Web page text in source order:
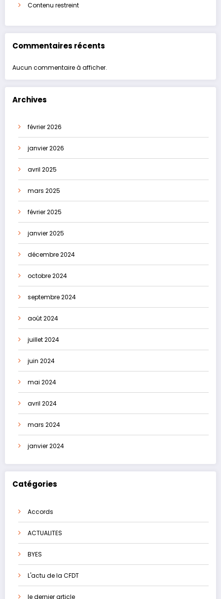
Contenu restreint
Commentaires récents
Aucun commentaire à afficher.
Archives
février 2026
janvier 2026
avril 2025
mars 2025
février 2025
janvier 2025
décembre 2024
octobre 2024
septembre 2024
août 2024
juillet 2024
juin 2024
mai 2024
avril 2024
mars 2024
janvier 2024
Catégories
Accords
ACTUALITES
BYES
L'actu de la CFDT
le dernier article